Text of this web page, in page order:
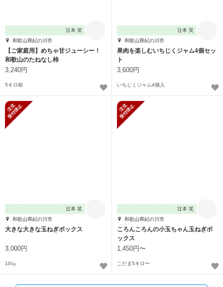
辻本 笑
和歌山県紀の川市
【ご家庭用】めちゃ甘ジューシー！
和歌山のたねなし柿
3,240円
5キロ箱
辻本 笑
和歌山県紀の川市
果肉を楽しむいちじくジャム4個セッ
ト
3,600円
いちじくジャム4個入
辻本 笑
和歌山県紀の川市
大きな大きな玉ねぎボックス
3,000円
10㎏
辻本 笑
和歌山県紀の川市
ころんころんの小玉ちゃん玉ねぎボ
ックス
1,450円〜
こだま5キロ〜